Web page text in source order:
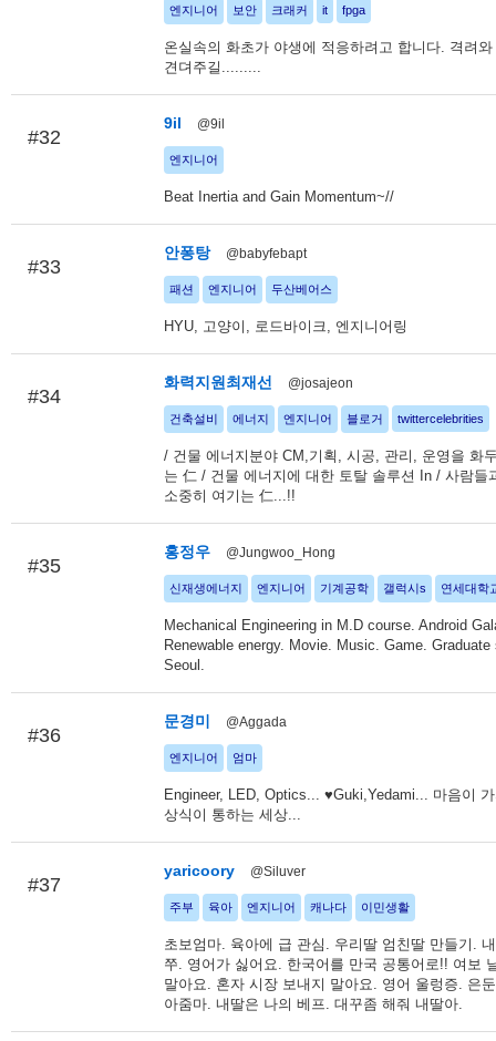
엔지니어 보안 크래커 it fpga
온실속의 화초가 야생에 적응하려고 합니다. 격려
견뎌주길.........
#32
9il @9il
엔지니어
Beat Inertia and Gain Momentum~//
#33
안퐁탕 @babyfebapt
패션 엔지니어 두산베어스
HYU, 고양이, 로드바이크, 엔지니어링
#34
화력지원최재선 @josajeon
건축설비 에너지 엔지니어 블로거 twittercelebrities
/ 건물 에너지분야 CM,기획, 시공, 관리, 운영을 화
는 仁 / 건물 에너지에 대한 토탈 솔루션 In / 사람들
소중히 여기는 仁...!!
#35
홍정우 @Jungwoo_Hong
신재생에너지 엔지니어 기계공학 갤럭시s 연세대학
Mechanical Engineering in M.D course. Android
Renewable energy. Movie. Music. Game. Graduate
Seoul.
#36
문경미 @Aggada
엔지니어 엄마
Engineer, LED, Optics... ♥Guki,Yedami... 마음이
상식이 통하는 세상...
#37
yaricoory @Siluver
주부 육아 엔지니어 캐나다 이민생활
초보엄마. 육아에 급 관심. 우리딸 엄친딸 만들기.
쭈. 영어가 싫어요. 한국어를 만국 공통어로!! 여보
말아요. 혼자 시장 보내지 말아요. 영어 울렁증. 은
아줌마. 내딸은 나의 베프. 대꾸좀 해줘 내딸아.